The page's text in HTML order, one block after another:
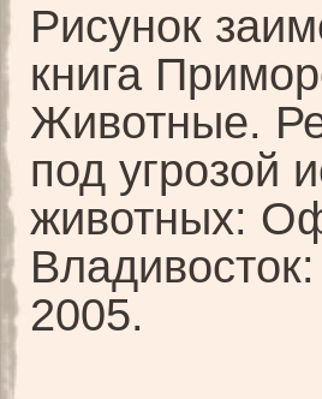
Рисунок
книга
Животные.
под угрозой
животных:
2005.